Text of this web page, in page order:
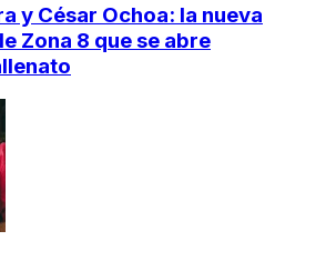
y César Ochoa: la nueva
Zona 8 que se abre